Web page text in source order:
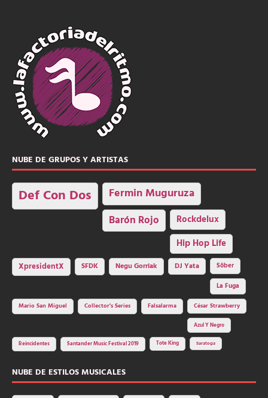
NUBE DE GRUPOS Y ARTISTAS
Def Con Dos Fermin Muguruza
Barón Rojo Rockdelux
Hip Hop Life
XpresidentX SFDK Negu Gorriak DJ Yata
Sôber
La Fuga
Mario San Miguel
Collector's Series Falsalarma César Strawberry
Azul Y Negro
Reincidentes Santander Music Festival 2019 Tote King Saratoga
NUBE DE ESTILOS MUSICALES